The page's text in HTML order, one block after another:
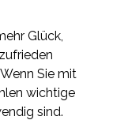
Glück,
Sie mit
wichtige
sind.